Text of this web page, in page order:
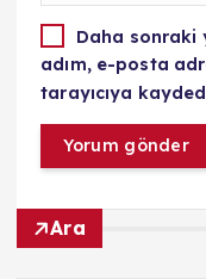
Daha sonraki
adım, e-posta
tarayıcıya
Ara